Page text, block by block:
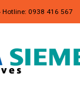
Hotline: 0938 416 567